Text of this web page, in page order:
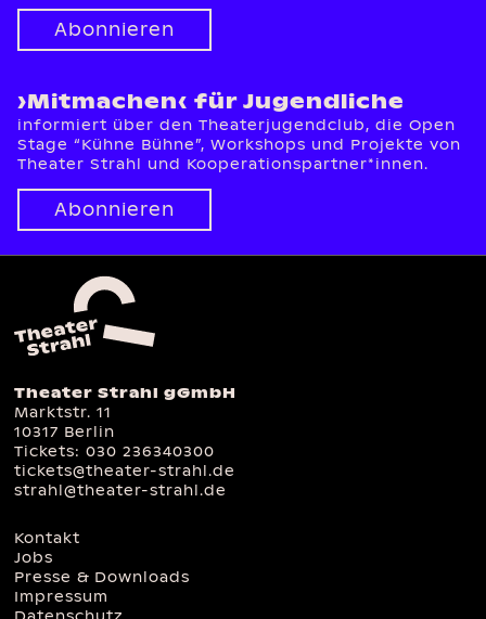
Abonnieren
›Mitmachen‹ für Jugendliche
informiert über den Theaterjugendclub, die Open
Stage “Kühne Bühne”, Workshops und Projekte von
Theater Strahl und Kooperationspartner*innen.
Abonnieren
Theater Strahl gGmbH
Marktstr. 11
10317 Berlin
Tickets:030 236340300
tickets@theater-strahl.de
strahl@theater-strahl.de
Kontakt
Jobs
Presse & Downloads
Impressum